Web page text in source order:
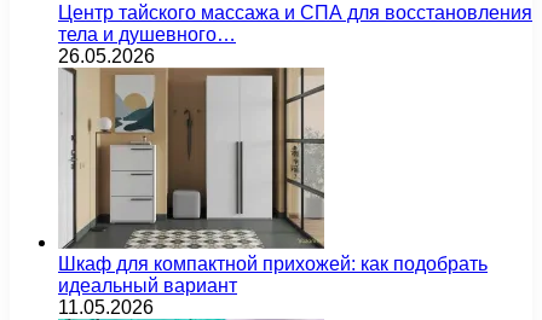
Центр тайского массажа и СПА для восстановления
тела и душевного…
26.05.2026
Шкаф для компактной прихожей: как подобрать
идеальный вариант
11.05.2026